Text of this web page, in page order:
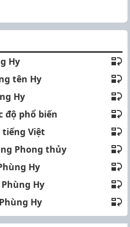
Hy
tên Hy
Hy
độ phổ biến
Việt
Phong thủy
Hy
Hy
Hy